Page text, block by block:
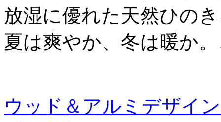
放湿に優れた天然ひの
夏は爽やか、冬は暖か
ウッド＆アルミデザイ